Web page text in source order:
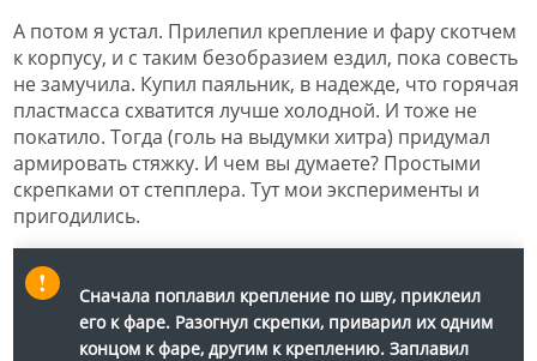
А потом я устал. Прилепил крепление и фару скотчем
к корпусу, и с таким безобразием ездил, пока совесть
не замучила. Купил паяльник, в надежде, что горячая
пластмасса схватится лучше холодной. И тоже не
покатило. Тогда (голь на выдумки хитра) придумал
армировать стяжку. И чем вы думаете? Простыми
скрепками от степплера. Тут мои эксперименты и
пригодились.
Сначала поплавил крепление по шву, приклеил
его к фаре. Разогнул скрепки, приварил их одним
концом к фаре, другим к креплению. Заплавил